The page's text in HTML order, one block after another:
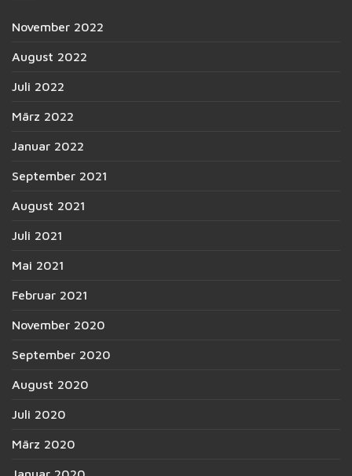
November 2022
August 2022
Juli 2022
März 2022
Januar 2022
September 2021
August 2021
Juli 2021
Mai 2021
Februar 2021
November 2020
September 2020
August 2020
Juli 2020
März 2020